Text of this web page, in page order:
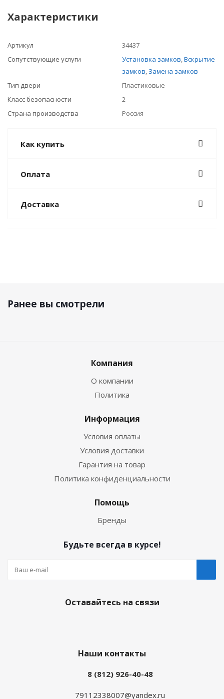
Характеристики
Артикул
34437
Сопутствующие услуги
Установка замков,Вскрытие
замков, Замена замков
Тип двери
Пластиковые
Класс безопасности
2
Страна производства
Россия
Как купить
Оплата
Доставка
Ранее вы смотрели
Компания
О компании
Политика
Информация
Условия оплаты
Условия доставки
Гарантия на товар
Политика конфиденциальности
Помощь
Бренды
Будьте всегда в курсе!
Оставайтесь на связи
Наши контакты
8 (812) 926-40-48
79112338007@yandex.ru